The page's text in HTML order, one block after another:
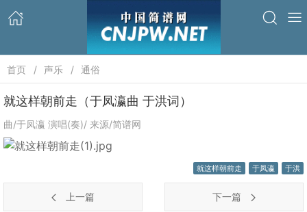
首页 声乐 通俗
就这样朝前走（于凤瀛曲 于洪词）
曲/于凤瀛 演唱(奏)/ 来源/简谱网
就这样朝前走 于凤瀛 于洪
上一篇 下一篇